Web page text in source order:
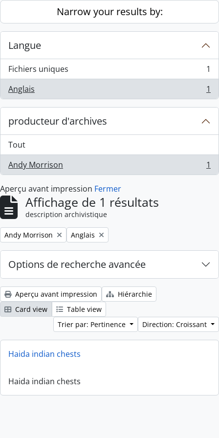
Skip to main contentNarrow your results by:
Langue
Fichiers uniques
, 1 résultats
1
Anglais
, 1 résultats 1
producteur d'archives
Tout
Andy Morrison
, 1 résultats 1
Aperçu avant impression Fermer
Affichage de 1 résultats
description archivistique
Remove filter:
Andy Morrison Remove filter:
Anglais
Options de recherche avancée
Aperçu avant impression
Hiérarchie
Card view
Table view
Trier par: Pertinence
Direction: Croissant
Haida indian chests
Haida indian chests